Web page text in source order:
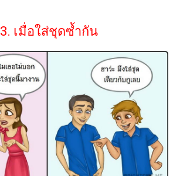
3. เมื่อใส่ชุดซ้ำกัน